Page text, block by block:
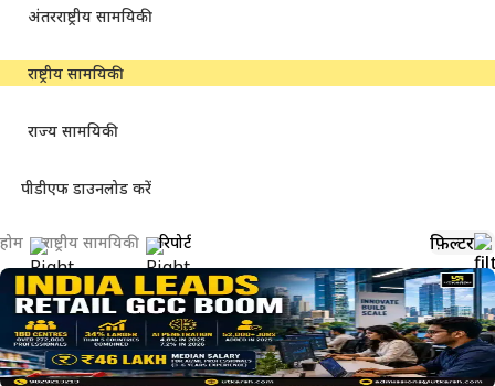
अंतरराष्ट्रीय सामयिकी
राष्ट्रीय सामयिकी
राज्य सामयिकी
पीडीएफ डाउनलोड करें
होम राष्ट्रीय सामयिकी रिपोर्ट फ़िल्टर